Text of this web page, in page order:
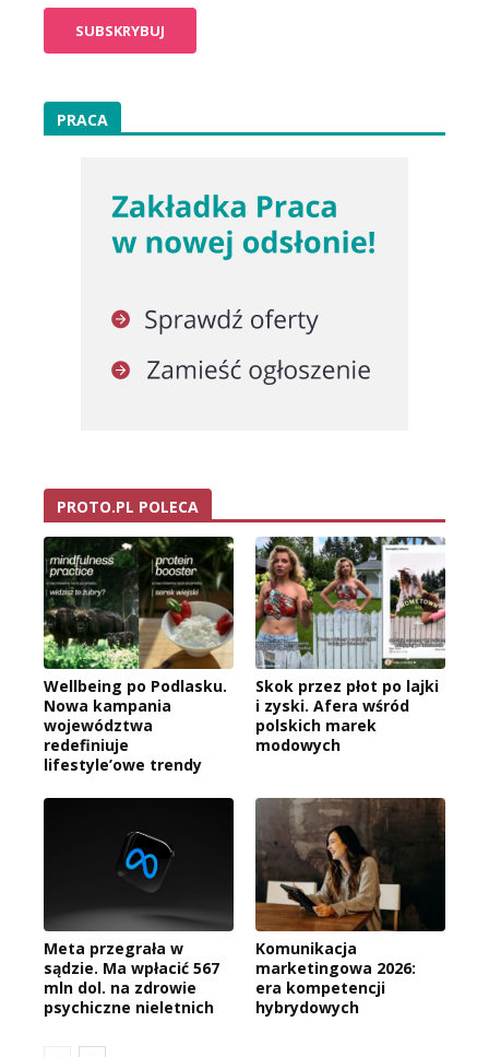
PRACA
PROTO.PL POLECA
Wellbeing po Podlasku.
Nowa kampania
województwa
redefiniuje
lifestyle’owe trendy
Skok przez płot po lajki
i zyski. Afera wśród
polskich marek
modowych
Meta przegrała w
sądzie. Ma wpłacić 567
mln dol. na zdrowie
psychiczne nieletnich
Komunikacja
marketingowa 2026:
era kompetencji
hybrydowych